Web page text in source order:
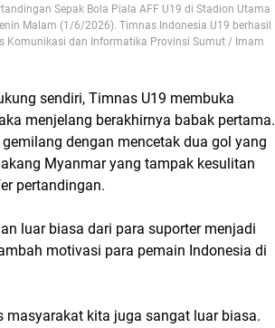
Sepak Bola Piala AFF U19 di Stadion Utama
Malam (1/6/2026). Timnas Indonesia U19 berhasil
Komunikasi dan Informatika Provinsi Sumut / Imam
sendiri, Timnas U19 membuka
menjelang berakhirnya babak pertama.
dengan mencetak dua gol yang
Myanmar yang tampak kesulitan
pertandingan.
luar biasa dari para suporter menjadi
motivasi para pemain Indonesia di
masyarakat kita juga sangat luar biasa.